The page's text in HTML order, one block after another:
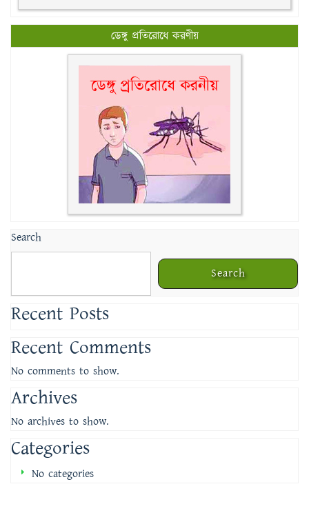
ডেঙ্গু প্রতিরোধে করণীয়
Search
Search
Recent Posts
Recent Comments
No comments to show.
Archives
No archives to show.
Categories
No categories